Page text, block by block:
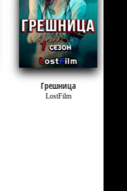
Грешница
LostFilm